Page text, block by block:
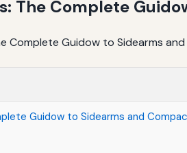
The Complete
Guidow to Sidearms and